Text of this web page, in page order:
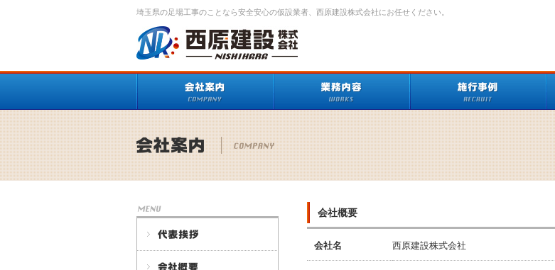
埼玉県の足場工事のことなら安全安心の仮設業者、西原建設株式会社にお任せください。
会社概要
会社名 西原建設株式会社